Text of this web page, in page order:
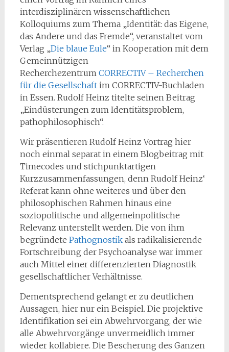
interdisziplinären wissenschaftlichen
Kolloquiums zum Thema „Identität: das Eigene,
das Andere und das Fremde“, veranstaltet vom
Verlag „Die blaue Eule“ in Kooperation mit dem
Gemeinnützigen
Recherchezentrum CORRECTIV – Recherchen
für die Gesellschaftim CORRECTIV-Buchladen
in Essen. Rudolf Heinz titelte seinen Beitrag
„Eindüsterungen zum Identitätsproblem,
pathophilosophisch“.
Wir präsentieren Rudolf Heinz Vortrag hier
noch einmal separat in einem Blogbeitrag mit
Timecodes und stichpunktartigen
Kurzzusammenfassungen, denn Rudolf Heinz‘
Referat kann ohne weiteres und über den
philosophischen Rahmen hinaus eine
soziopolitische und allgemeinpolitische
Relevanz unterstellt werden. Die von ihm
begründete Pathognostikals radikalisierende
Fortschreibung der Psychoanalyse war immer
auch Mittel einer differenzierten Diagnostik
gesellschaftlicher Verhältnisse.
Dementsprechend gelangt er zu deutlichen
Aussagen, hier nur ein Beispiel. Die projektive
Identifikation sei ein Abwehrvorgang, der wie
alle Abwehrvorgänge unvermeidlich immer
wieder kollabiere. Die Bescherung des Ganzen